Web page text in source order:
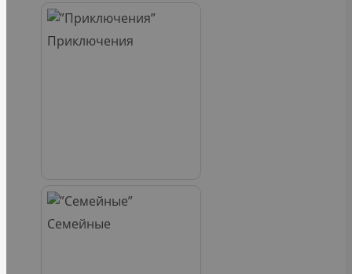
Приключения
Семейные